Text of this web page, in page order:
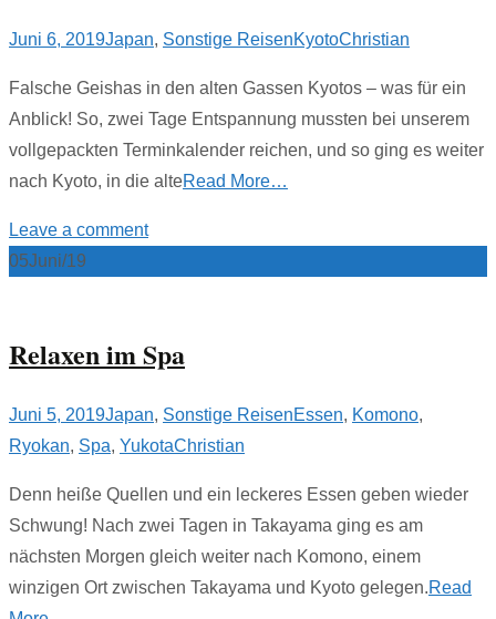
Juni 6, 2019Japan, Sonstige ReisenKyotoChristian
Falsche Geishas in den alten Gassen Kyotos – was für ein
Anblick! So, zwei Tage Entspannung mussten bei unserem
vollgepackten Terminkalender reichen, und so ging es weiter
nach Kyoto, in die alteRead More…
Leave a comment
05Juni/19
Relaxen im Spa
Juni 5, 2019Japan, Sonstige ReisenEssen, Komono,
Ryokan, Spa, YukotaChristian
Denn heiße Quellen und ein leckeres Essen geben wieder
Schwung! Nach zwei Tagen in Takayama ging es am
nächsten Morgen gleich weiter nach Komono, einem
winzigen Ort zwischen Takayama und Kyoto gelegen.Read